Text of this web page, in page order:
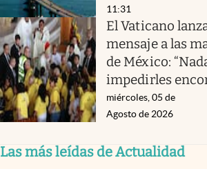
11:31
El Vaticano
mensaje a las
de México:
impedirles
miércoles, 05 de
Agosto de 2026
Las más leídas de Actualidad